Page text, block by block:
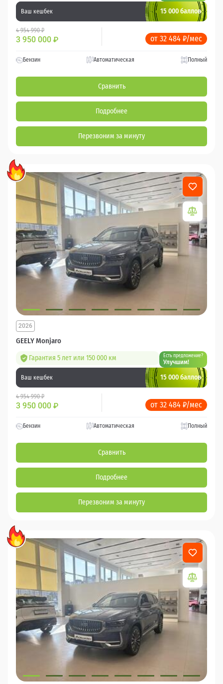
Ваш кешбек 15 000 баллов
4 954 990 ₽
3 950 000 ₽ от 32 484 ₽/мес
Бензин Автоматическая Полный
Сравнить
Подробнее
Перезвоним за минуту
GEELY Monjaro
2026
Гарантия 5 лет или 150 000 км Есть предложение?
Улучшим!
Ваш кешбек 15 000 баллов
4 954 990 ₽
3 950 000 ₽ от 32 484 ₽/мес
Бензин Автоматическая Полный
Сравнить
Подробнее
Перезвоним за минуту